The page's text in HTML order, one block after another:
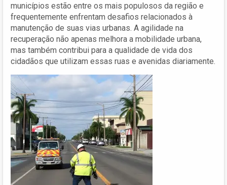
municípios estão entre os mais populosos da região e
frequentemente enfrentam desafios relacionados à
manutenção de suas vias urbanas. A agilidade na
recuperação não apenas melhora a mobilidade urbana,
mas também contribui para a qualidade de vida dos
cidadãos que utilizam essas ruas e avenidas diariamente.